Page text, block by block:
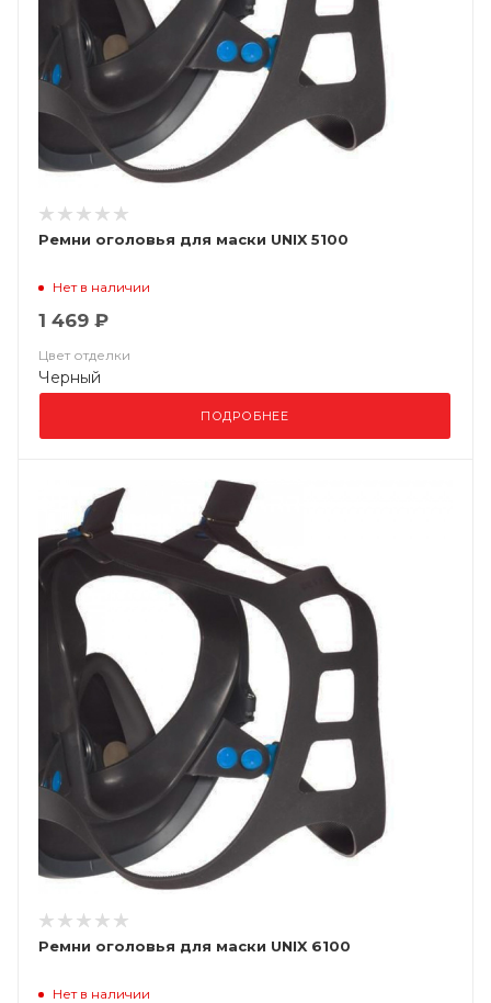
Ремни оголовья для маски UNIX 5100
Нет в наличии
1 469 ₽
Цвет отделки
Черный
ПОДРОБНЕЕ
Ремни оголовья для маски UNIX 6100
Нет в наличии